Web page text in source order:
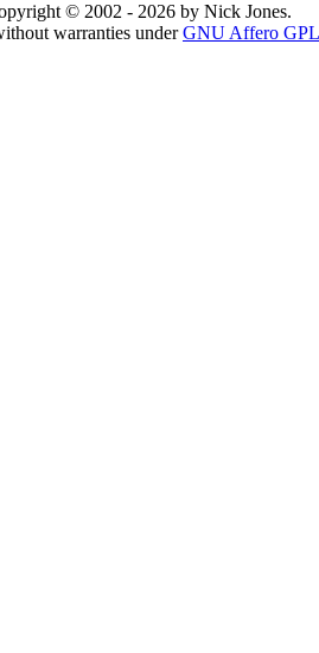
© 2002 - 2026 by Nick Jones.
warranties underGNU Affero GPL